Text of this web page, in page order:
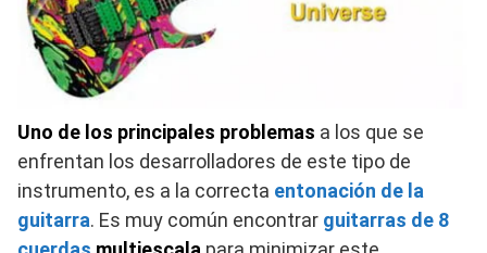
Uno de los principales problemas a los que se
enfrentan los desarrolladores de este tipo de
instrumento, es a la correcta entonación de la
guitarra. Es muy común encontrar guitarras de 8